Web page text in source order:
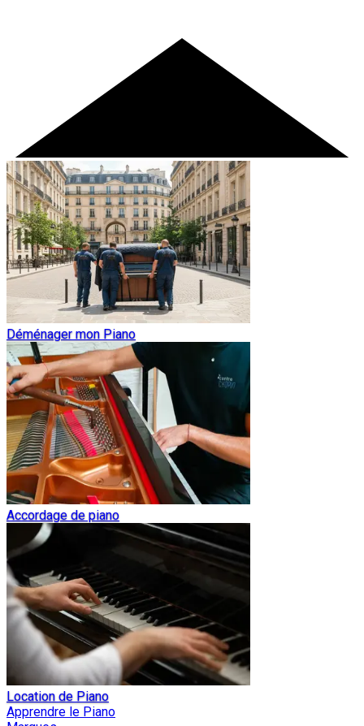
Déménager mon Piano
Accordage de piano
Location de Piano
Apprendre le Piano